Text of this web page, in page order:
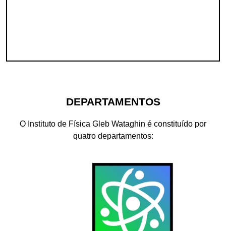
DEPARTAMENTOS
O Instituto de Física Gleb Wataghin é constituído por
quatro departamentos: